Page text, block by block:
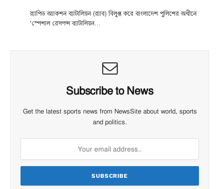
র‌্যাপিড অ্যাকশন ব্যাটালিয়ন (র‌্যাব) বিলুপ্ত করে বাংলাদেশ পুলিশের অধীনে
‘স্পেশাল রেসপন্স ব্যাটালিয়ন…
Subscribe to News
Get the latest sports news from NewsSite about world, sports
and politics.